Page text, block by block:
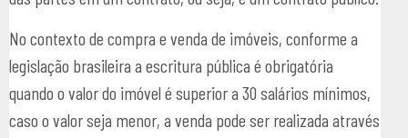
No contexto de compra e venda de imóveis, conforme a
legislação brasileira a escritura pública é obrigatória
quando o valor do imóvel é superior a 30 salários mínimos,
caso o valor seja menor, a venda pode ser realizada através